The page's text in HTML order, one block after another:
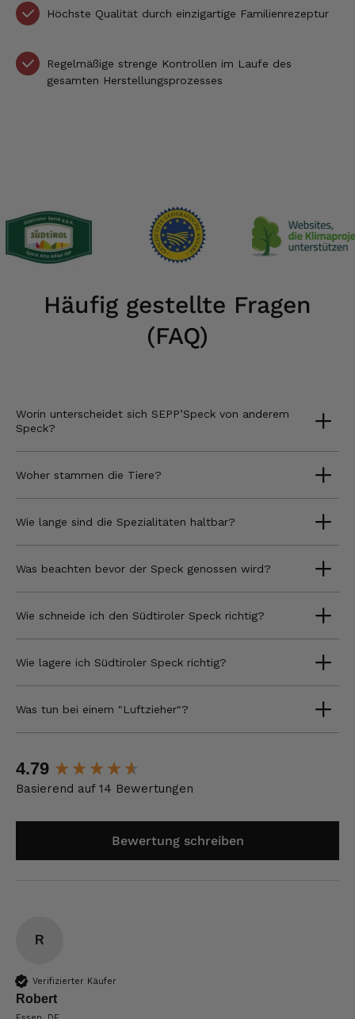
Höchste Qualität durch einzigartige Familienrezeptur
Regelmäßige strenge Kontrollen im Laufe des
gesamten Herstellungsprozesses
Häufig gestellte Fragen
(FAQ)
Worin unterscheidet sich SEPP’Speck von anderem
Speck?
Woher stammen die Tiere?
Wie lange sind die Spezialitäten haltbar?
Was beachten bevor der Speck genossen wird?
Wie schneide ich den Südtiroler Speck richtig?
Wie lagere ich Südtiroler Speck richtig?
Was tun bei einem "Luftzieher"?
4.79
Basierend auf 14 Bewertungen
Bewertung schreiben
R
Verifizierter Käufer
Robert
New content loaded